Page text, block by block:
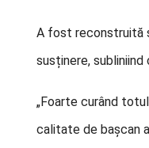
A fost reconstruită
susținere,
„Foarte curând
calitate de bașcan